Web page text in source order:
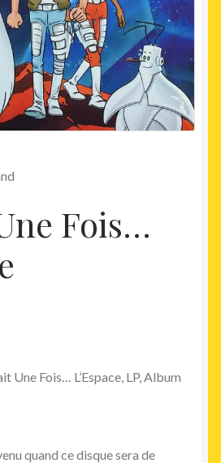
Fois…
Une Fois… L’Espace, LP, Album
quand ce disque sera de